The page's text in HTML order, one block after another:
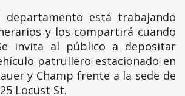
departamento está trabajando
y los compartirá cuando
invita al público a depositar
patrullero estacionado en
y Champ frente a la sede de
Locust St.